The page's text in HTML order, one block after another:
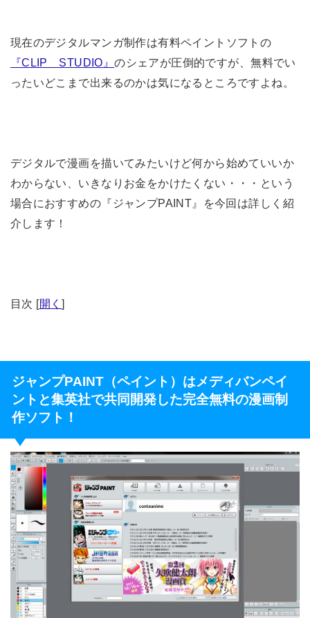
現在のデジタルマンガ制作は有料ペイントソフトの
『CLIP STUDIO』のシェアが圧倒的ですが、無料でい
ったいどこまで出来るのかは気になるところですよね。
デジタルで漫画を描いてみたいけど何から始めていいか
わからない、いきなりお金をかけたくない・・・という
場合におすすめの『ジャンプPAINT』を今回は詳しく紹
介します！
目次 [開く]
ジャンプPAINT（ペイント）はメディバンペイ
ントと集英社で共同開発した完全無料の漫画制
作ソフト！